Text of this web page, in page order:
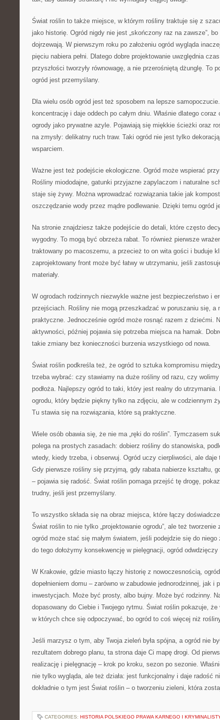
Świat roślin to także miejsce, w którym rośliny traktuje się z
jako historię. Ogród nigdy nie jest „skończony raz na zawsze”,
dojrzewają. W pierwszym roku po założeniu ogród wygląda
pięciu nabiera pełni. Dlatego dobre projektowanie uwzględnia
przyszłości tworzyły równowagę, a nie przerośniętą dżunglę. To
ogród jest przemyślany.
Dla wielu osób ogród jest też sposobem na lepsze
koncentrację i daje oddech po całym dniu. Właśnie dlatego
ogrody jako prywatne azyle. Pojawiają się miękkie ścieżki oraz
na zmysły: delikatny ruch traw. Taki ogród nie jest tylko
wsparciem.
Ważne jest też podejście ekologiczne. Ogród może wspierać
Rośliny miododajne, gatunki przyjazne zapylaczom i naturalne
staje się żywy. Można wprowadzać rozwiązania takie jak
oszczędzanie wody przez mądre podlewanie. Dzięki temu ogród
Na stronie znajdziesz także podejście do detali, które często
wygodny. To mogą być obrzeża rabat. To również pierwsze
traktowany po macoszemu, a przecież to on wita gości i buduje
zaprojektowany front może być łatwy w utrzymaniu, jeśli
materiały.
W ogrodach rodzinnych niezwykle ważne jest bezpieczeństwo i
przejściach. Rośliny nie mogą przeszkadzać w poruszaniu się, a
praktyczne. Jednocześnie ogród może rosnąć razem z dziećmi.
aktywności, później pojawia się potrzeba miejsca na hamak.
takie zmiany bez konieczności burzenia wszystkiego od nowa.
Świat roślin podkreśla też, że ogród to sztuka kompromisu
trzeba wybrać: czy stawiamy na duże rośliny od razu, czy
podłoża. Najlepszy ogród to taki, który jest realny do
ogrodu, który będzie piękny tylko na zdjęciu, ale w codziennym
Tu stawia się na rozwiązania, które są praktyczne.
Wiele osób obawia się, że nie ma „ręki do roślin”. Tymczasem
polega na prostych zasadach: dobierz rośliny do stanowiska,
wtedy, kiedy trzeba, i obserwuj. Ogród uczy cierpliwości, ale
Gdy pierwsze rośliny się przyjmą, gdy rabata nabierze kształtu,
– pojawia się radość. Świat roślin pomaga przejść tę drogę,
trudny, jeśli jest przemyślany.
To wszystko składa się na obraz miejsca, które łączy
Świat roślin to nie tylko „projektowanie ogrodu”, ale też
ogród może stać się małym światem, jeśli podejdzie się do
do tego dołożymy konsekwencję w pielęgnacji, ogród
W Krakowie, gdzie miasto łączy historię z nowoczesnością,
dopełnieniem domu – zarówno w zabudowie jednorodzinnej, jak i
inwestycjach. Może być prosty, albo bujny. Może być rodzinny.
dopasowany do Ciebie i Twojego rytmu. Świat roślin pokazuje,
w których chce się odpoczywać, bo ogród to coś więcej niż
Jeśli marzysz o tym, aby Twoja zieleń była spójna, a ogród nie
rezultatem dobrego planu, ta strona daje Ci mapę drogi. Od
realizację i pielęgnację – krok po kroku, sezon po sezonie.
nie tylko wygląda, ale też działa: jest funkcjonalny i daje radość
dokładnie o tym jest Świat roślin – o tworzeniu zieleni, która
CATEGORIES: HISTORIA POLSKIEGO PRAWA KARNEGO I